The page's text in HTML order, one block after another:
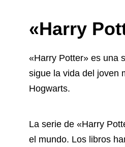
«Harry
«Harry Potter» es una
sigue la vida del joven
Hogwarts.
La serie de «Harry
el mundo. Los libros